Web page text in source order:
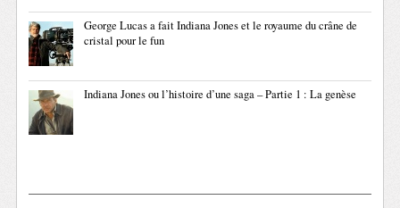
George Lucas a fait Indiana Jones et le royaume du crâne de
cristal pour le fun
Indiana Jones ou l’histoire d’une saga – Partie 1 : La genèse